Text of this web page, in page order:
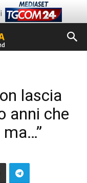
lascia
anni che